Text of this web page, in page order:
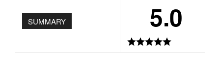
SUMMARY 5.0